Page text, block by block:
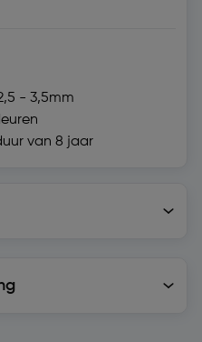
- 3,5mm
van 8 jaar